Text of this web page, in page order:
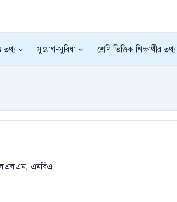
তথ্য সুযোগ-সুবিধা শ্রেণি ভিত্তিক শিক্ষার্থীর তথ্য
এমবিএ